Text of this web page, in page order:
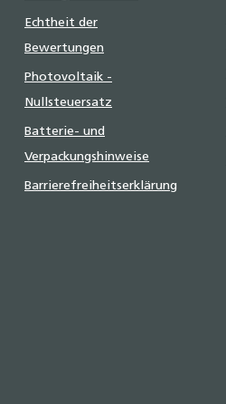
Echtheit der
Bewertungen
Photovoltaik -
Nullsteuersatz
Batterie- und
Verpackungshinweise
Barrierefreiheitserklärung